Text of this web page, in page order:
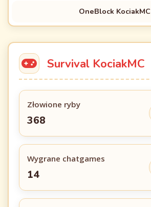
OneBlock KociakMC
Survival KociakMC
Złowione ryby
368
Wygrane chatgames
14